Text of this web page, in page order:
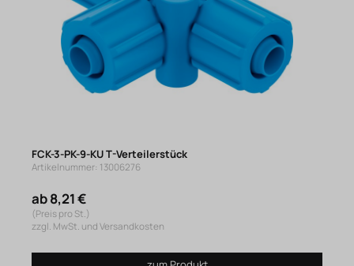
FCK-3-PK-9-KU T-Verteilerstück
Artikelnummer: 13006276
ab 8,21 €
(Preis pro St.)
zzgl. MwSt. und Versandkosten